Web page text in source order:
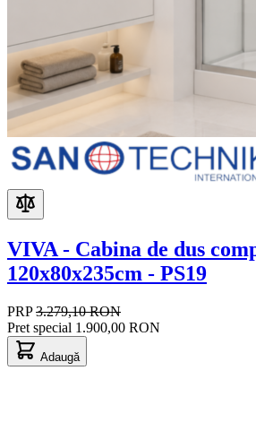
VIVA - Cabina de dus
120x80x235cm - PS19
PRP 3.279,10 RON
Pret special 1.900,00 RON
Adaugă